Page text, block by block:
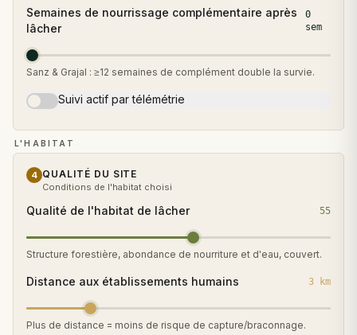
Semaines de nourrissage complémentaire après
lâcher
0
sem
Sanz & Grajal : ≥12 semaines de complément double la survie.
Suivi actif par télémétrie
L'HABITAT
4 QUALITÉ DU SITE
Conditions de l'habitat choisi
Qualité de l'habitat de lâcher 55
Structure forestière, abondance de nourriture et d'eau, couvert.
Distance aux établissements humains 3 km
Plus de distance = moins de risque de capture/braconnage.